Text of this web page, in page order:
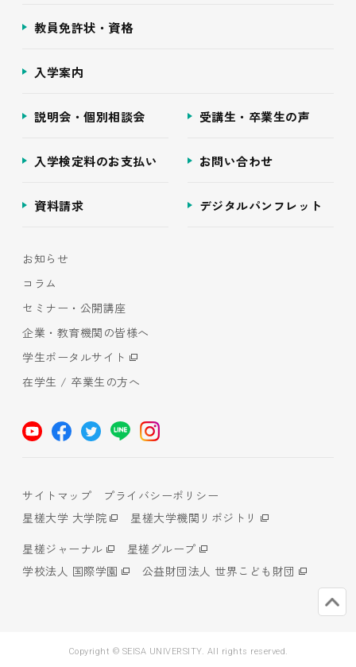
教員免許状・資格
入学案内
説明会・個別相談会 受講生・卒業生の声
入学検定料のお支払い お問い合わせ
資料請求 デジタルパンフレット
お知らせ
コラム
セミナー・公開講座
企業・教育機関の皆様へ
学生ポータルサイト
在学生 / 卒業生の方へ
サイトマップ
プライバシーポリシー
星槎大学 大学院
星槎大学機関リポジトリ
星槎ジャーナル
星槎グループ
学校法人 国際学園
公益財団法人 世界こども財団
Copyright © SEISA UNIVERSITY. All rights reserved.